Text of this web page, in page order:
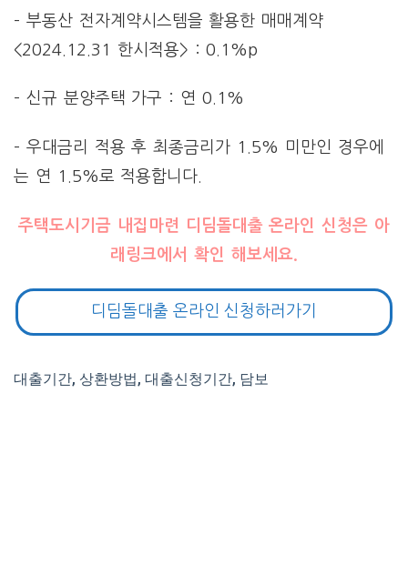
– 부동산 전자계약시스템을 활용한 매매계약
<2024.12.31 한시적용> : 0.1%p
– 신규 분양주택 가구 : 연 0.1%
– 우대금리 적용 후 최종금리가 1.5% 미만인 경우에
는 연 1.5%로 적용합니다.
주택도시기금 내집마련 디딤돌대출 온라인 신청은 아
래링크에서 확인 해보세요.
디딤돌대출 온라인 신청하러가기
대출기간, 상환방법, 대출신청기간, 담보